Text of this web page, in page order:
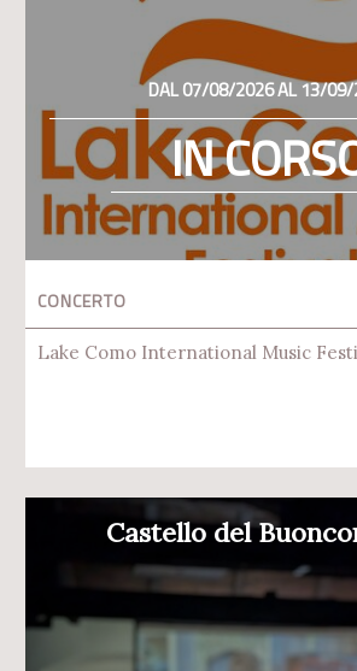
DAL 07/08/2026 AL 13/
IN
CONCERTO
Lake Como International Music
Castello del